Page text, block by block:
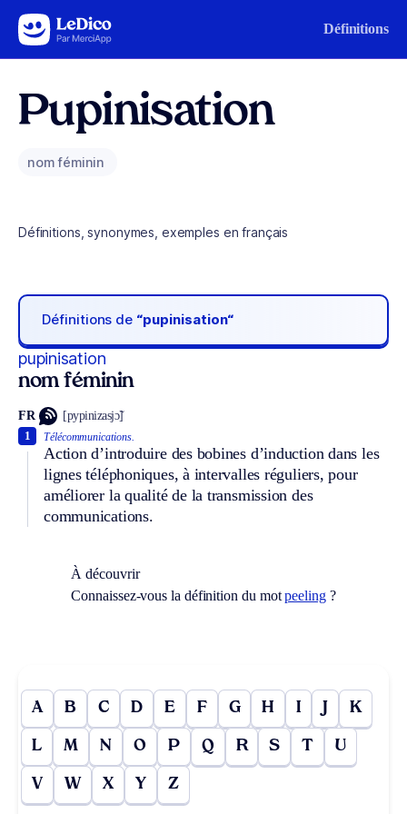
Aller au contenu Définitions
Pupinisation
nom féminin
Définitions, synonymes, exemples en français
Définitions de “pupinisation“
pupinisation
nom féminin
FR [pypinizasjɔ̃]
Télécommunications.
Action d’introduire des bobines d’induction dans les
lignes téléphoniques, à intervalles réguliers, pour
améliorer la qualité de la transmission des
communications.
1
À découvrir
Connaissez-vous la définition du motpeeling?
A B C D E F G H I J K
L M N O P Q R S T U
V W X Y Z